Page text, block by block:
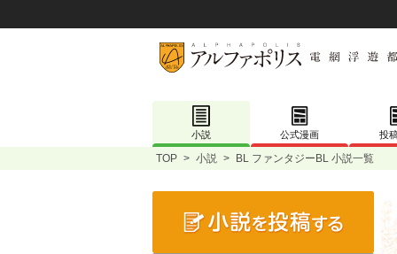
小説 公式漫画 投
TOP > 小説 > BL ファンタジーBL 小説一覧